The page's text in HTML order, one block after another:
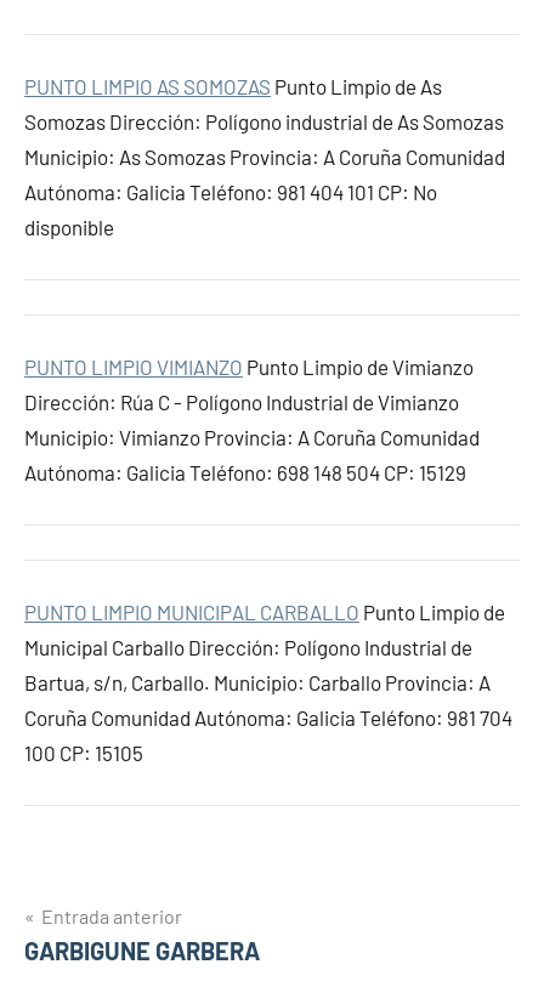
PUNTO LIMPIO AS SOMOZAS Punto Limpio de As
Somozas Dirección: Polígono industrial de As Somozas
Municipio: As Somozas Provincia: A Coruña Comunidad
Autónoma: Galicia Teléfono: 981 404 101 CP: No
disponible
PUNTO LIMPIO VIMIANZO Punto Limpio de Vimianzo
Dirección: Rúa C - Polígono Industrial de Vimianzo
Municipio: Vimianzo Provincia: A Coruña Comunidad
Autónoma: Galicia Teléfono: 698 148 504 CP: 15129
PUNTO LIMPIO MUNICIPAL CARBALLO Punto Limpio de
Municipal Carballo Dirección: Polígono Industrial de
Bartua, s/n, Carballo. Municipio: Carballo Provincia: A
Coruña Comunidad Autónoma: Galicia Teléfono: 981 704
100 CP: 15105
Navegación
de
Entrada anterior
GARBIGUNE GARBERA